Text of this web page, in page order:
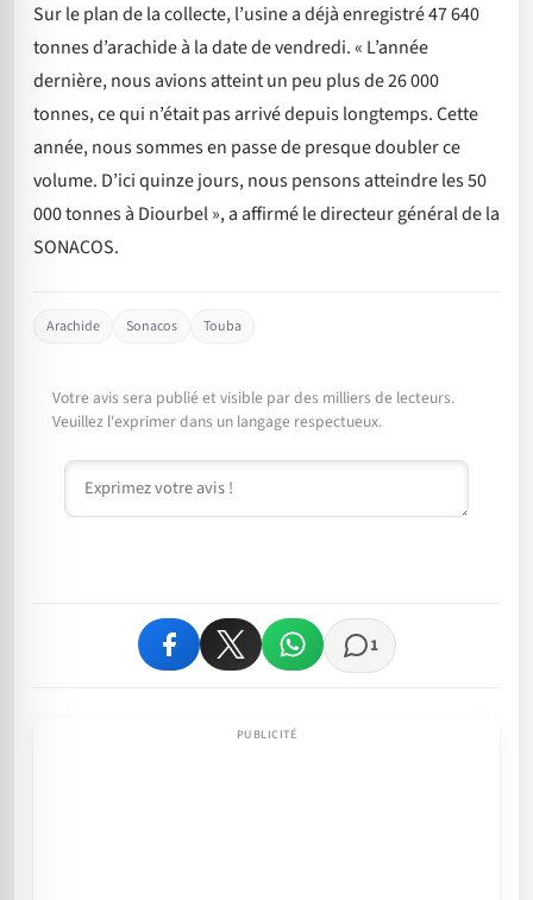
Sur le plan de la collecte, l’usine a déjà enregistré 47 640
tonnes d’arachide à la date de vendredi. « L’année
dernière, nous avions atteint un peu plus de 26 000
tonnes, ce qui n’était pas arrivé depuis longtemps. Cette
année, nous sommes en passe de presque doubler ce
volume. D’ici quinze jours, nous pensons atteindre les 50
000 tonnes à Diourbel », a affirmé le directeur général de la
SONACOS.
Arachide Sonacos Touba
Votre avis sera publié et visible par des milliers de lecteurs.
Veuillez l'exprimer dans un langage respectueux.
Commentaire
1